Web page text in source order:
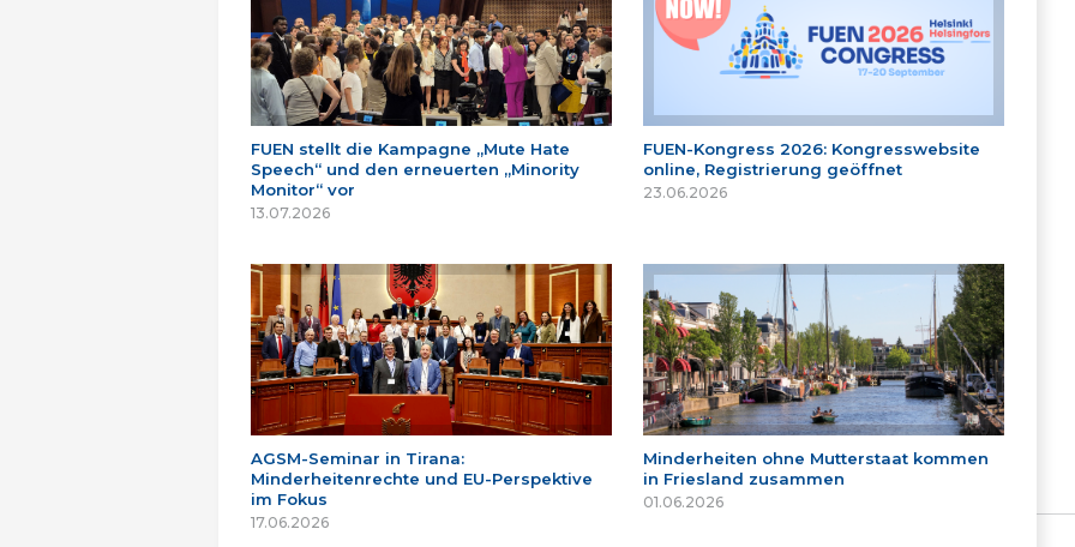
FUEN stellt die Kampagne „Mute Hate
Speech“ und den erneuerten „Minority
Monitor“ vor
13.07.2026
FUEN-Kongress 2026: Kongresswebsite
online, Registrierung geöffnet
23.06.2026
AGSM-Seminar in Tirana:
Minderheitenrechte und EU-Perspektive
im Fokus
17.06.2026
Minderheiten ohne Mutterstaat kommen
in Friesland zusammen
01.06.2026